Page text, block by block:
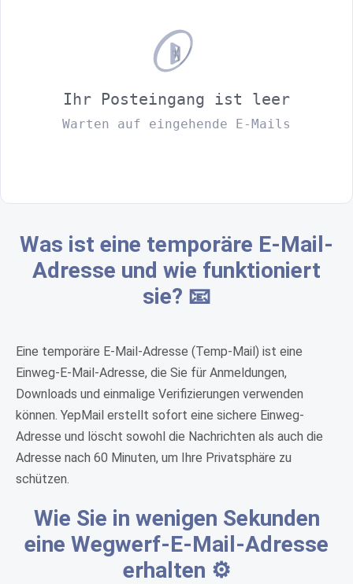
Ihr Posteingang ist leer
Warten auf eingehende E-Mails
Was ist eine temporäre E-Mail-
Adresse und wie funktioniert
sie? 📧
Eine temporäre E-Mail-Adresse (Temp-Mail) ist eine
Einweg-E-Mail-Adresse, die Sie für Anmeldungen,
Downloads und einmalige Verifizierungen verwenden
können. YepMail erstellt sofort eine sichere Einweg-
Adresse und löscht sowohl die Nachrichten als auch die
Adresse nach 60 Minuten, um Ihre Privatsphäre zu
schützen.
Wie Sie in wenigen Sekunden
eine Wegwerf-E-Mail-Adresse
erhalten ⚙️